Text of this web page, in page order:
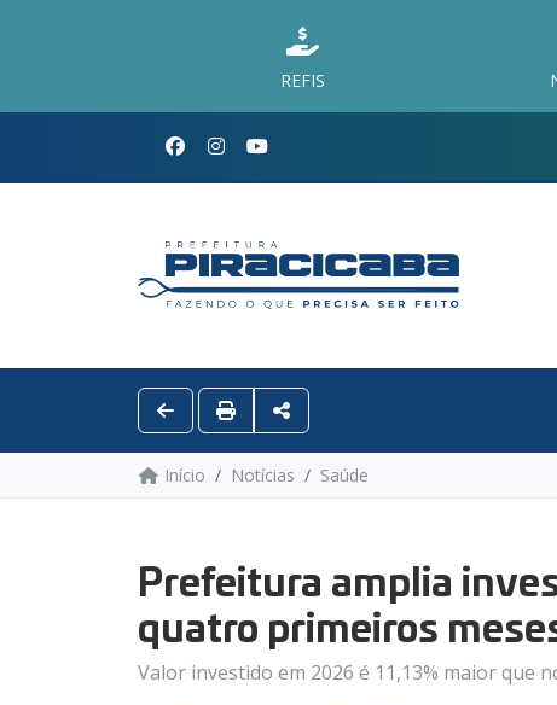
REFIS
Início Notícias Saúde
Prefeitura amplia
quatro primeiros
Valor investido em 2026 é 11,13% maior que